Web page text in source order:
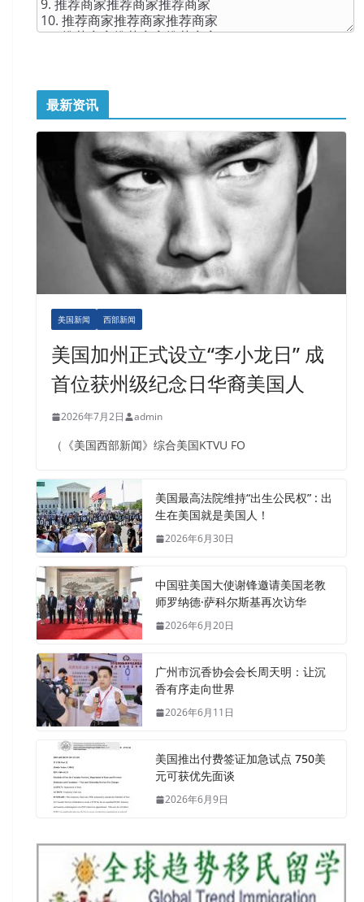
最新资讯
美国新闻 西部新闻
美国加州正式设立“李小龙日” 成
首位获州级纪念日华裔美国人
2026年7月2日 admin
（《美国西部新闻》综合美国KTVU FO
美国最高法院维持“出生公民权” : 出
生在美国就是美国人！
2026年6月30日
中国驻美国大使谢锋邀请美国老教
师罗纳德·萨科尔斯基再次访华
2026年6月20日
广州市沉香协会会长周天明：让沉
香有序走向世界
2026年6月11日
美国推出付费签证加急试点 750美
元可获优先面谈
2026年6月9日